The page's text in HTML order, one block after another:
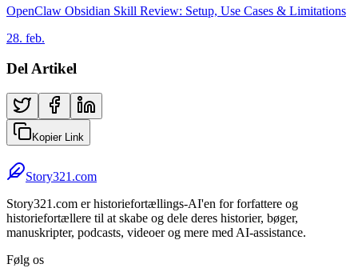
OpenClaw Obsidian Skill Review: Setup, Use Cases & Limitations
28. feb.
Del Artikel
Kopier Link
Story321.com
Story321.com er historiefortællings-AI'en for forfattere og
historiefortællere til at skabe og dele deres historier, bøger,
manuskripter, podcasts, videoer og mere med AI-assistance.
Følg os